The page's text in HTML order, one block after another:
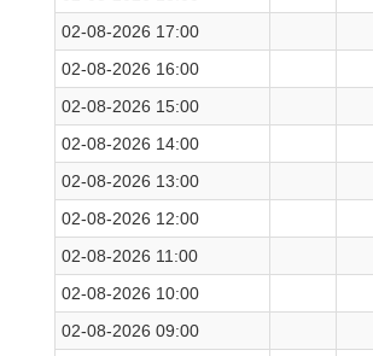
02-08-2026 17:00
02-08-2026 16:00
02-08-2026 15:00
02-08-2026 14:00
02-08-2026 13:00
02-08-2026 12:00
02-08-2026 11:00
02-08-2026 10:00
02-08-2026 09:00